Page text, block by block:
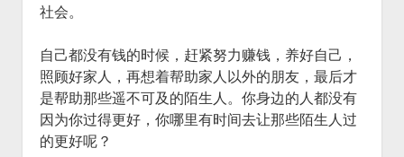
社会。
自己都没有钱的时候，赶紧努力赚钱，养好自己，
照顾好家人，再想着帮助家人以外的朋友，最后才
是帮助那些遥不可及的陌生人。你身边的人都没有
因为你过得更好，你哪里有时间去让那些陌生人过
的更好呢？